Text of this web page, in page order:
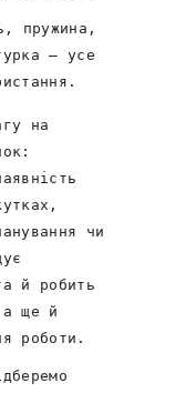
пружина,
– усе
на
чи
й робить
а ще й
роботи.